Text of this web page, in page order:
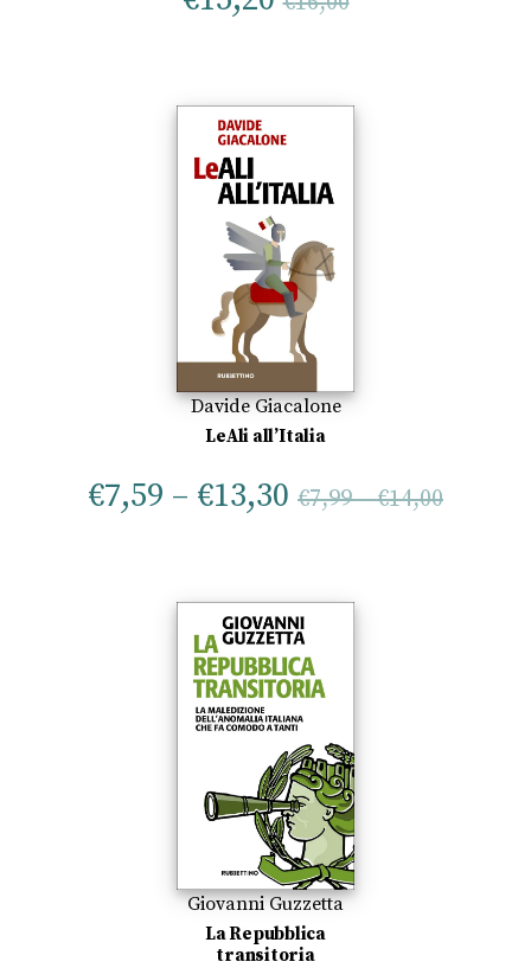
Davide Giacalone
LeAli all’Italia
€7,59 – €13,30 €7,99–€14,00
Giovanni Guzzetta
La Repubblica
transitoria